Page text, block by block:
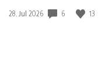
Veröffentlichungsdatum:
28. Jul 2026 6 13